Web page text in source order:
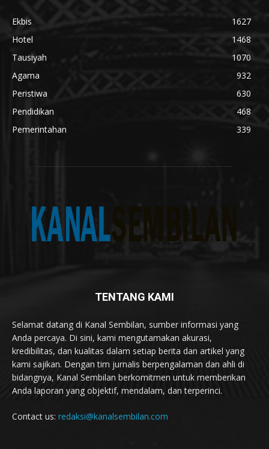
Ekbis
1627
Hotel
1468
Tausiyah
1070
Agama
932
Peristiwa
630
Pendidikan
468
Pemerintahan
339
TENTANG KAMI
Selamat datang di Kanal Sembilan, sumber informasi yang
Anda percaya. Di sini, kami mengutamakan akurasi,
kredibilitas, dan kualitas dalam setiap berita dan artikel yang
kami sajikan. Dengan tim jurnalis berpengalaman dan ahli di
bidangnya, Kanal Sembilan berkomitmen untuk memberikan
Anda laporan yang objektif, mendalam, dan terperinci.
Contact us: redaksi@kanalsembilan.com